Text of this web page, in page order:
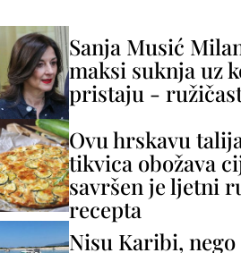
Sanja Musić
maksi suknja uz
pristaju -
Ovu hrskavu
tikvica obožava
savršen je ljetni
recepta
Nisu Karibi,